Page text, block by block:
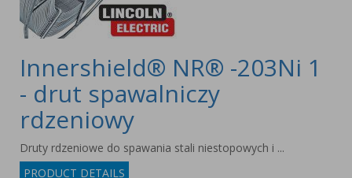
Innershield® NR® -203Ni 1
- drut spawalniczy
rdzeniowy
Druty rdzeniowe do spawania stali niestopowych i ...
PRODUCT DETAILS